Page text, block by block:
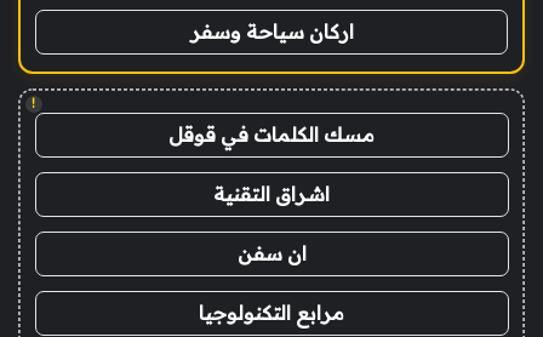
اركان سياحة وسفر
!
مسك الكلمات في قوقل
اشراق التقنية
ان سفن
مرابع التكنولوجيا